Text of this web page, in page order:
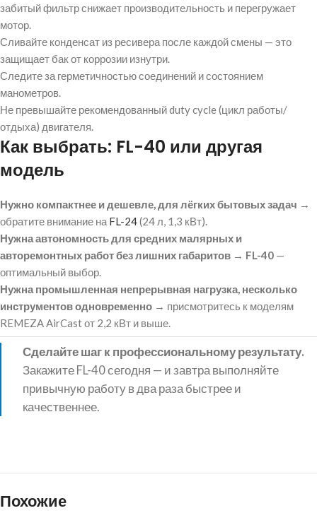
забитый фильтр снижает производительность и перегружает
мотор.
Сливайте конденсат из ресивера после каждой смены — это
защищает бак от коррозии изнутри.
Следите за герметичностью соединений и состоянием
манометров.
Не превышайте рекомендованный duty cycle (цикл работы/
отдыха) двигателя.
Как выбрать: FL-40 или другая
модель
Нужно компактнее и дешевле, для лёгких бытовых задач →
обратите внимание на FL-24(24 л, 1,3 кВт).
Нужна автономность для средних малярных и
авторемонтных работ без лишних габаритов → FL-40 —
оптимальный выбор.
Нужна промышленная непрерывная нагрузка, несколько
инструментов одновременно → присмотритесь к моделям
REMEZA AirCast от 2,2 кВт и выше.
Сделайте шаг к профессиональному результату.
Закажите FL-40 сегодня — и завтра выполняйте
привычную работу в два раза быстрее и
качественнее.
Похожие